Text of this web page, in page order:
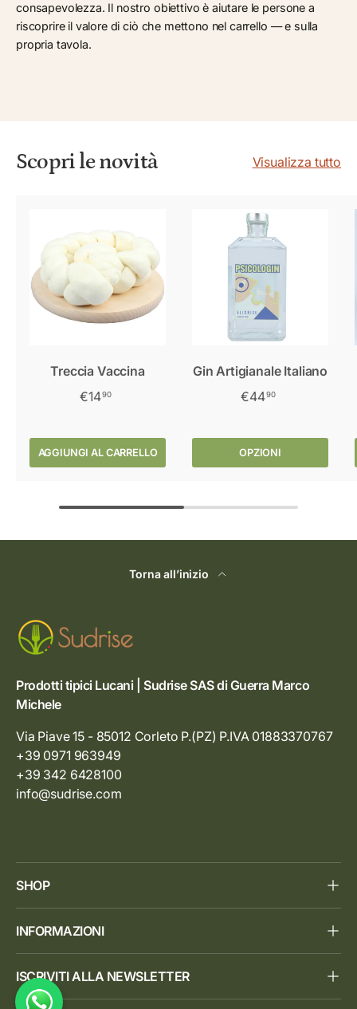
consapevolezza. Il nostro obiettivo è aiutare le persone a
riscoprire il valore di ciò che mettono nel carrello — e sulla
propria tavola.
Scopri le novità Visualizza tutto
Treccia Vaccina
€1490
AGGIUNGI AL CARRELLO
Gin Artigianale Italiano
€4490
OPZIONI
Torna all’inizio
Prodotti tipici Lucani | Sudrise SAS di Guerra Marco
Michele
Via Piave 15 - 85012 Corleto P.(PZ) P.IVA 01883370767
+39 0971 963949
+39 342 6428100
info@sudrise.com
SHOP
INFORMAZIONI
ISCRIVITI ALLA NEWSLETTER